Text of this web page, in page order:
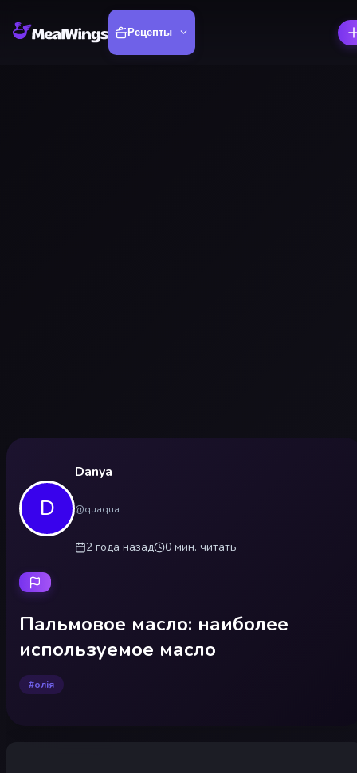
Рецепты
D
Danya
@quaqua
2 года назад 0 мин. читать
Пальмовое масло: наиболее
используемое масло
#олія